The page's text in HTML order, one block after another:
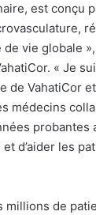
est conçu
vie globale
« Je
de VahatiCor
médecins
probantes
d’aider les
millions de